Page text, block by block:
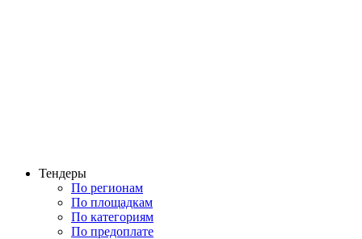
Тендеры
По регионам
По площадкам
По категориям
По предоплате